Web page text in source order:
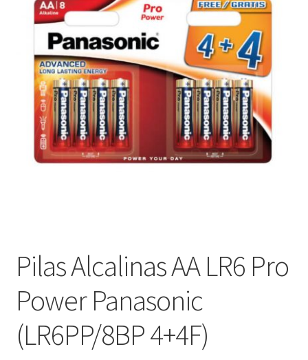
menú
Contacta con nosotros
Pilas Alcalinas AA LR6 Pro
Power Panasonic
(LR6PP/8BP 4+4F)